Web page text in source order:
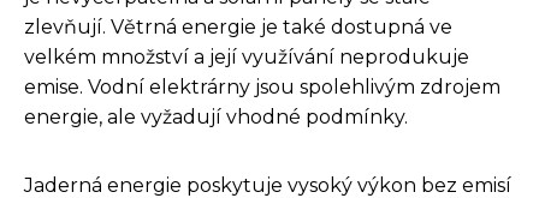
zlevňují. Větrná energie je také dostupná ve
velkém množství a její využívání neprodukuje
emise. Vodní elektrárny jsou spolehlivým zdrojem
energie, ale vyžadují vhodné podmínky.
Jaderná energie poskytuje vysoký výkon bez emisí